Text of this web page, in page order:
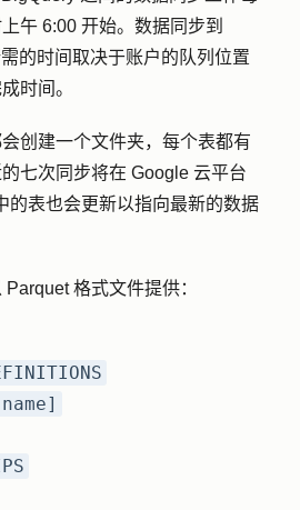
午 6:00 开始。数据同步到
的时间取决于账户的队列位置
时间。
创建一个文件夹，每个表都有
七次同步将在 Google 云平台
的表也会更新以指向最新的数据
格式文件提供：